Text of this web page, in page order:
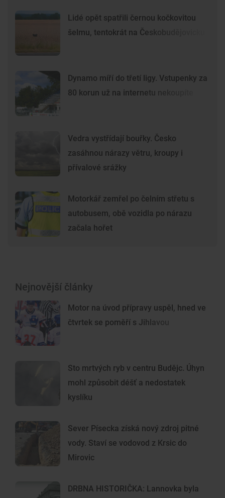
Lidé opět spatřili černou kočkovitou
šelmu, tentokrát na Českobudějovicku
Dynamo míří do třetí ligy. Vstupenky za
80 korun už na internetu nekoupíte
Vedra vystřídají bouřky. Česko
zasáhnou nárazy větru, kroupy i
přívalové srážky
Motorkář zemřel po čelním střetu s
autobusem, obě vozidla po nárazu
začala hořet
Nejnovější články
Motor na úvod přípravy uspěl, hned ve
čtvrtek se poměří s Jihlavou
Sto mrtvých ryb v centru Budějc. Úhyn
mohl způsobit déšť a nedostatek
kyslíku
Sever Písecka získá nový zdroj pitné
vody. Staví se vodovod z Krsic do
Mirovic
DRBNA HISTORIČKA: Lannovka byla